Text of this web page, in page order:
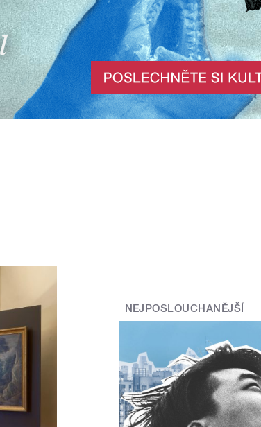
NEJPOSLOUCHANĚJŠÍ